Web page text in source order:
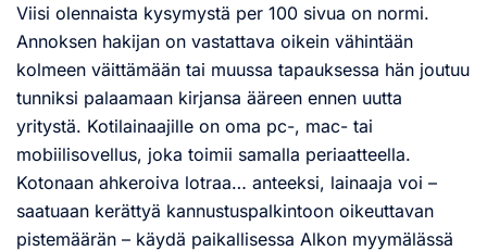
Viisi olennaista kysymystä per 100 sivua on normi.
Annoksen hakijan on vastattava oikein vähintään
kolmeen väittämään tai muussa tapauksessa hän joutuu
tunniksi palaamaan kirjansa ääreen ennen uutta
yritystä. Kotilainaajille on oma pc-, mac- tai
mobiilisovellus, joka toimii samalla periaatteella.
Kotonaan ahkeroiva lotraa… anteeksi, lainaaja voi –
saatuaan kerättyä kannustuspalkintoon oikeuttavan
pistemäärän – käydä paikallisessa Alkon myymälässä